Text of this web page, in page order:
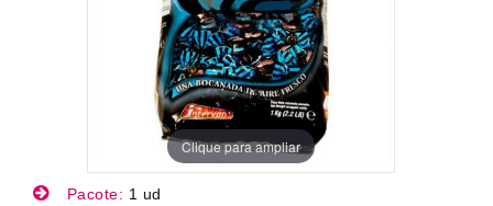
Clique para ampliar
Pacote: 1 ud